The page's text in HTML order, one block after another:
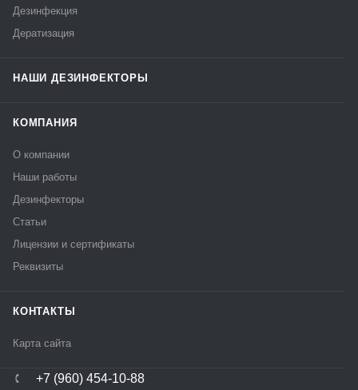
Дезинфекция
Дератизация
НАШИ ДЕЗИНФЕКТОРЫ
КОМПАНИЯ
О компании
Наши работы
Дезинфекторы
Статьи
Лицензии и сертификаты
Реквизиты
КОНТАКТЫ
Карта сайта
+7 (960) 454-10-88